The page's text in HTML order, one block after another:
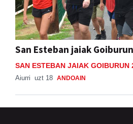
San Esteban jaiak Goiburun
SAN ESTEBAN JAIAK GOIBURUN
Aiurri uzt 18 ANDOAIN